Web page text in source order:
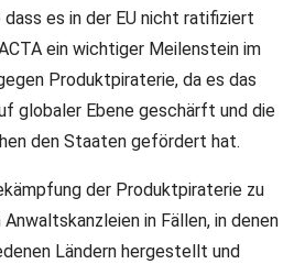
es in der EU nicht ratifiziert
ein wichtiger Meilenstein im
Produktpiraterie, da es das
globaler Ebene geschärft und die
den Staaten gefördert hat.
der Produktpiraterie zu
in Fällen, in denen
Ländern hergestellt und